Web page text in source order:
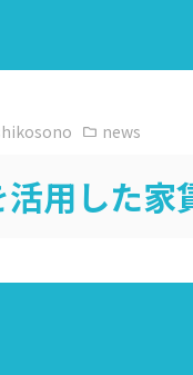
news
用した家